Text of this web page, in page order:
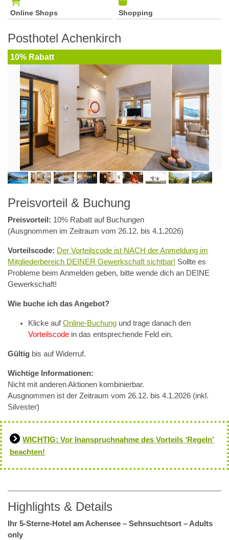
Online Shops Shopping
Posthotel Achenkirch
10% Rabatt
Preisvorteil & Buchung
Preisvorteil: 10% Rabatt auf Buchungen
(Ausgnommen im Zeitraum vom 26.12. bis 4.1.2026)
Vorteilscode: Der Vorteilscode ist NACH der Anmeldung im
Mitgliederbereich DEINER Gewerkschaft sichtbar! Sollte es
Probleme beim Anmelden geben, bitte wende dich an DEINE
Gewerkschaft!
Wie buche ich das Angebot?
Klicke aufOnline-Buchung und trage danach den
Vorteilscode in das entsprechende Feld ein.
Gültig bis auf Widerruf.
Wichtige Informationen:
Nicht mit anderen Aktionen kombinierbar.
Ausgnommen ist der Zeitraum vom 26.12. bis 4.1.2026 (inkl.
Silvester)
WICHTIG: Vor Inanspruchnahme des Vorteils ‘Regeln’
beachten!
Highlights & Details
Ihr 5-Sterne-Hotel am Achensee – Sehnsuchtsort – Adults
only